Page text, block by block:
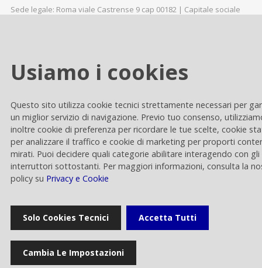
Sede legale: Roma viale Castrense 9 cap 00182 | Capitale sociale
Usiamo i cookies
Questo sito utilizza cookie tecnici strettamente necessari per
un miglior servizio di navigazione. Previo tuo consenso,
inoltre cookie di preferenza per ricordare le tue scelte, cookie
per analizzare il traffico e cookie di marketing per proporti
mirati. Puoi decidere quali categorie abilitare interagendo con gli
interruttori sottostanti. Per maggiori informazioni, consulta la
policy su Privacy e Cookie
Solo Cookies Tecnici Accetta Tutti
Cambia Le Impostazioni